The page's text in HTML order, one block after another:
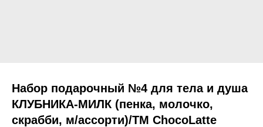
Набор подарочный №4 для тела и душа
КЛУБНИКА-МИЛК (пенка, молочко,
скрабби, м/ассорти)/TM ChocoLatte